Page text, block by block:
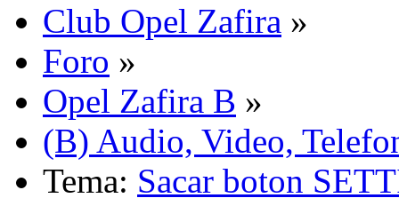
Club Opel Zafira »
Foro »
Opel Zafira B »
(B) Audio, Video,
Tema: Sacar boton